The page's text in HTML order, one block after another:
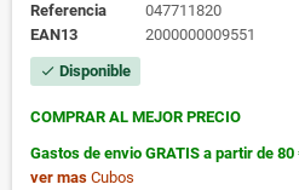
Referencia
047711820
EAN13
2000000009551
check Disponible
COMPRAR AL MEJOR PRECIO
Gastos de envio GRATIS a partir de 80
ver mas Cubos